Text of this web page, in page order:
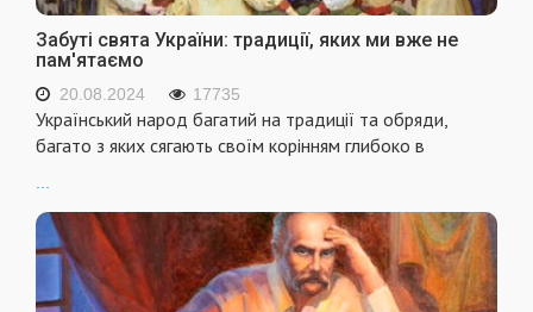
Забуті свята України: традиції, яких ми вже не
пам'ятаємо
20.08.2024 17735
Український народ багатий на традиції та обряди,
багато з яких сягають своїм корінням глибоко в
...